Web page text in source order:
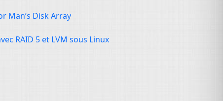
Man’s Disk Array
RAID 5 et LVM sous Linux